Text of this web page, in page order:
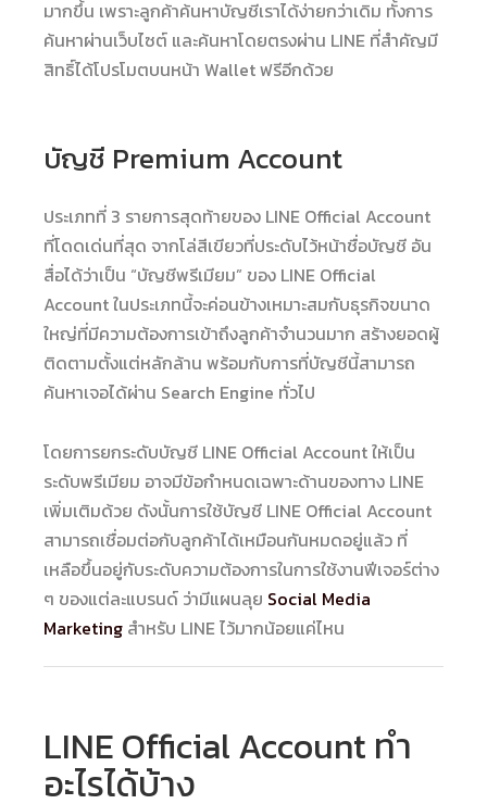
มากขึ้น เพราะลูกค้าค้นหาบัญชีเราได้ง่ายกว่าเดิม ทั้งการ
ค้นหาผ่านเว็บไซต์ และค้นหาโดยตรงผ่าน LINE ที่สำคัญมี
สิทธิ์ได้โปรโมตบนหน้า Wallet ฟรีอีกด้วย
บัญชี Premium Account
ประเภทที่ 3 รายการสุดท้ายของ LINE Official Account
ที่โดดเด่นที่สุด จากโล่สีเขียวที่ประดับไว้หน้าชื่อบัญชี อัน
สื่อได้ว่าเป็น “บัญชีพรีเมียม” ของ LINE Official
Account ในประเภทนี้จะค่อนข้างเหมาะสมกับธุรกิจขนาด
ใหญ่ที่มีความต้องการเข้าถึงลูกค้าจำนวนมาก สร้างยอดผู้
ติดตามตั้งแต่หลักล้าน พร้อมกับการที่บัญชีนี้สามารถ
ค้นหาเจอได้ผ่าน Search Engine ทั่วไป
โดยการยกระดับบัญชี LINE Official Account ให้เป็น
ระดับพรีเมียม อาจมีข้อกำหนดเฉพาะด้านของทาง LINE
เพิ่มเติมด้วย ดังนั้นการใช้บัญชี LINE Official Account
สามารถเชื่อมต่อกับลูกค้าได้เหมือนกันหมดอยู่แล้ว ที่
เหลือขึ้นอยู่กับระดับความต้องการในการใช้งานฟีเจอร์ต่าง
ๆ ของแต่ละแบรนด์ ว่ามีแผนลุย Social Media
Marketing สำหรับ LINE ไว้มากน้อยแค่ไหน
LINE Official Account ทำ
อะไรได้บ้าง